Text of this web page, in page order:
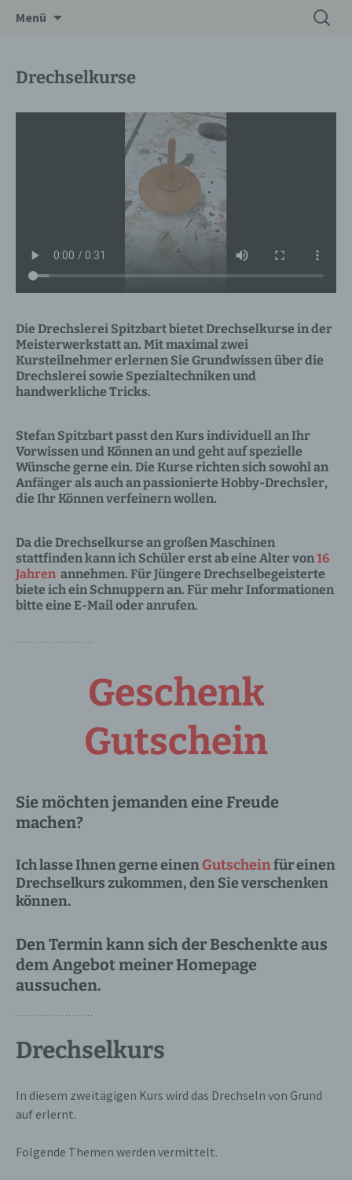
Drechslerei Spitzbart
Menü
Suchen
nach:
Drechselkurse
Die Drechslerei Spitzbart bietet Drechselkurse in der
Meisterwerkstatt an. Mit maximal zwei
Kursteilnehmer erlernen Sie Grundwissen über die
Drechslerei sowie Spezialtechniken und
handwerkliche Tricks.
Stefan Spitzbart passt den Kurs individuell an Ihr
Vorwissen und Können an und geht auf spezielle
Wünsche gerne ein. Die Kurse richten sich sowohl an
Anfänger als auch an passionierte Hobby-Drechsler,
die Ihr Können verfeinern wollen.
Da die Drechselkurse an großen Maschinen
stattfinden kann ich Schüler erst ab eine Alter von16
Jahren annehmen. Für Jüngere Drechselbegeisterte
biete ich ein Schnuppern an. Für mehr Informationen
bitte eine E-Mail oder anrufen.
Geschenk
Gutschein
Sie möchten jemanden eine Freude
machen?
Ich lasse Ihnen gerne einenGutscheinfür einen
Drechselkurs zukommen, den Sie verschenken
können.
Den Termin kann sich der Beschenkte aus
dem Angebot meiner Homepage
aussuchen.
Drechselkurs
In diesem zweitägigen Kurs wird das Drechseln von Grund
auf erlernt.
Folgende Themen werden vermittelt.